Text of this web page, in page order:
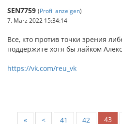
SEN7759 (Profil anzeigen)
7. März 2022 15:34:14
Все, кто против точки зрения
поддержите хотя бы лайком
https://vk.com/reu_vk
« < 41 42 43